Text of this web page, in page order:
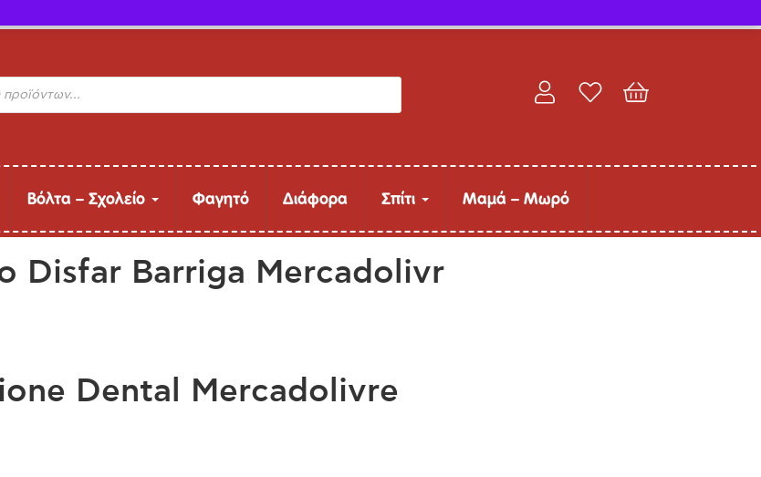
Βόλτα – Σχολείο Φαγητό Διάφορα Σπίτι Μαμά – Μωρό
Disfar Barriga Mercadolivr
Dental Mercadolivre